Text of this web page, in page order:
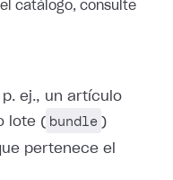
catálogo, consulte
ej., un artículo
lote ( bundle )
pertenece el